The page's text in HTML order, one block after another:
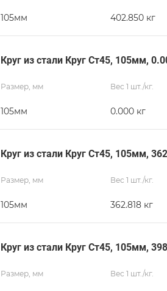
105мм 402.850 кг
Круг из стали Круг Ст45, 105мм,
Размер, мм
105мм
Вес 1 шт./кг.
0.000 кг
Круг из стали Круг Ст45, 105мм,
Размер, мм
105мм
Вес 1 шт./кг.
362.818 кг
Круг из стали Круг Ст45, 105мм,
Размер, мм Вес 1 шт./кг.